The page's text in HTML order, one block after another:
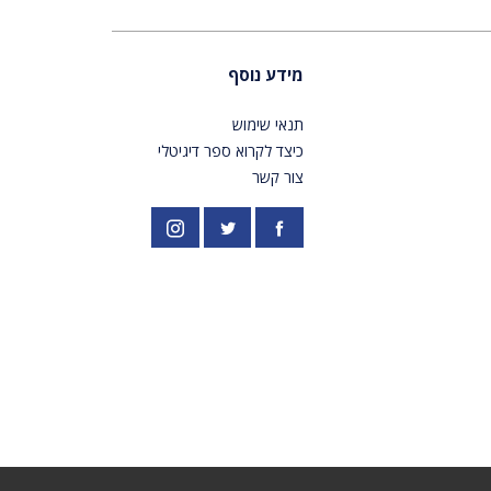
מידע נוסף
תנאי שימוש
כיצד לקרוא ספר דיגיטלי
צור קשר
פייסבוק PardesPublish
אינסטגרם